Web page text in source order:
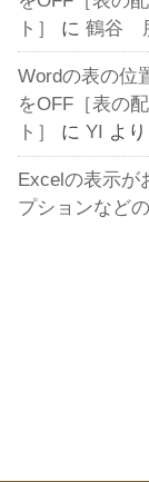
ト］
に鶴谷
Wordの表の位
をOFF［表の
ト］
にYI より
Excelの表示が
プションなど